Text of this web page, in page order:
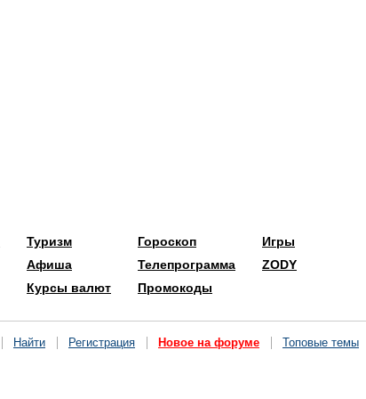
Туризм
Афиша
Курсы валют
Гороскоп
Телепрограмма
Промокоды
Игры
ZODY
Найти Регистрация Новое на форуме Топовые темы